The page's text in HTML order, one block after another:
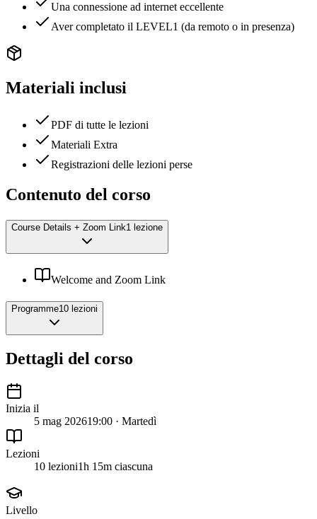
Una connessione ad internet eccellente
Aver completato il LEVEL1 (da remoto o in presenza)
Materiali inclusi
PDF di tutte le lezioni
Materiali Extra
Registrazioni delle lezioni perse
Contenuto del corso
Course Details + Zoom Link1 lezione
Welcome and Zoom Link
Programme10 lezioni
Dettagli del corso
Inizia il
5 mag 202619:00 · Martedì
Lezioni
10 lezioni1h 15m ciascuna
Livello